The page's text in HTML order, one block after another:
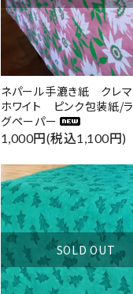
ネパール手漉き紙 クレ
ホワイト ピンク包装紙/ラ
グペーパー
1,000円(税込1,100円)
SOLD OUT